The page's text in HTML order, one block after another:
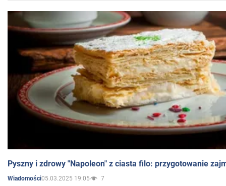
Pyszny i zdrowy "Napoleon" z ciasta filo: przygotowanie
Wiadomości05.03.2025 19:05 7